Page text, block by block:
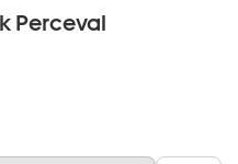
Perceval